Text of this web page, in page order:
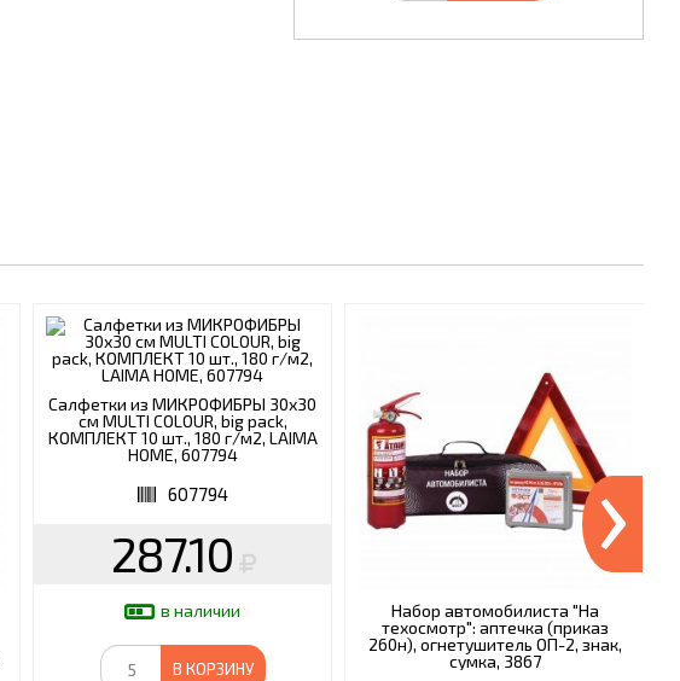
Салфетки из МИКРОФИБРЫ 30х30
см MULTI COLOUR, big pack,
КОМПЛЕКТ 10 шт., 180 г/м2, LAIMA
HOME, 607794
607794
287.10
в наличии
В КОРЗИНУ
Набор автомобилиста "На
техосмотр": аптечка (приказ
260н), огнетушитель ОП-2, знак,
сумка, 3867
›